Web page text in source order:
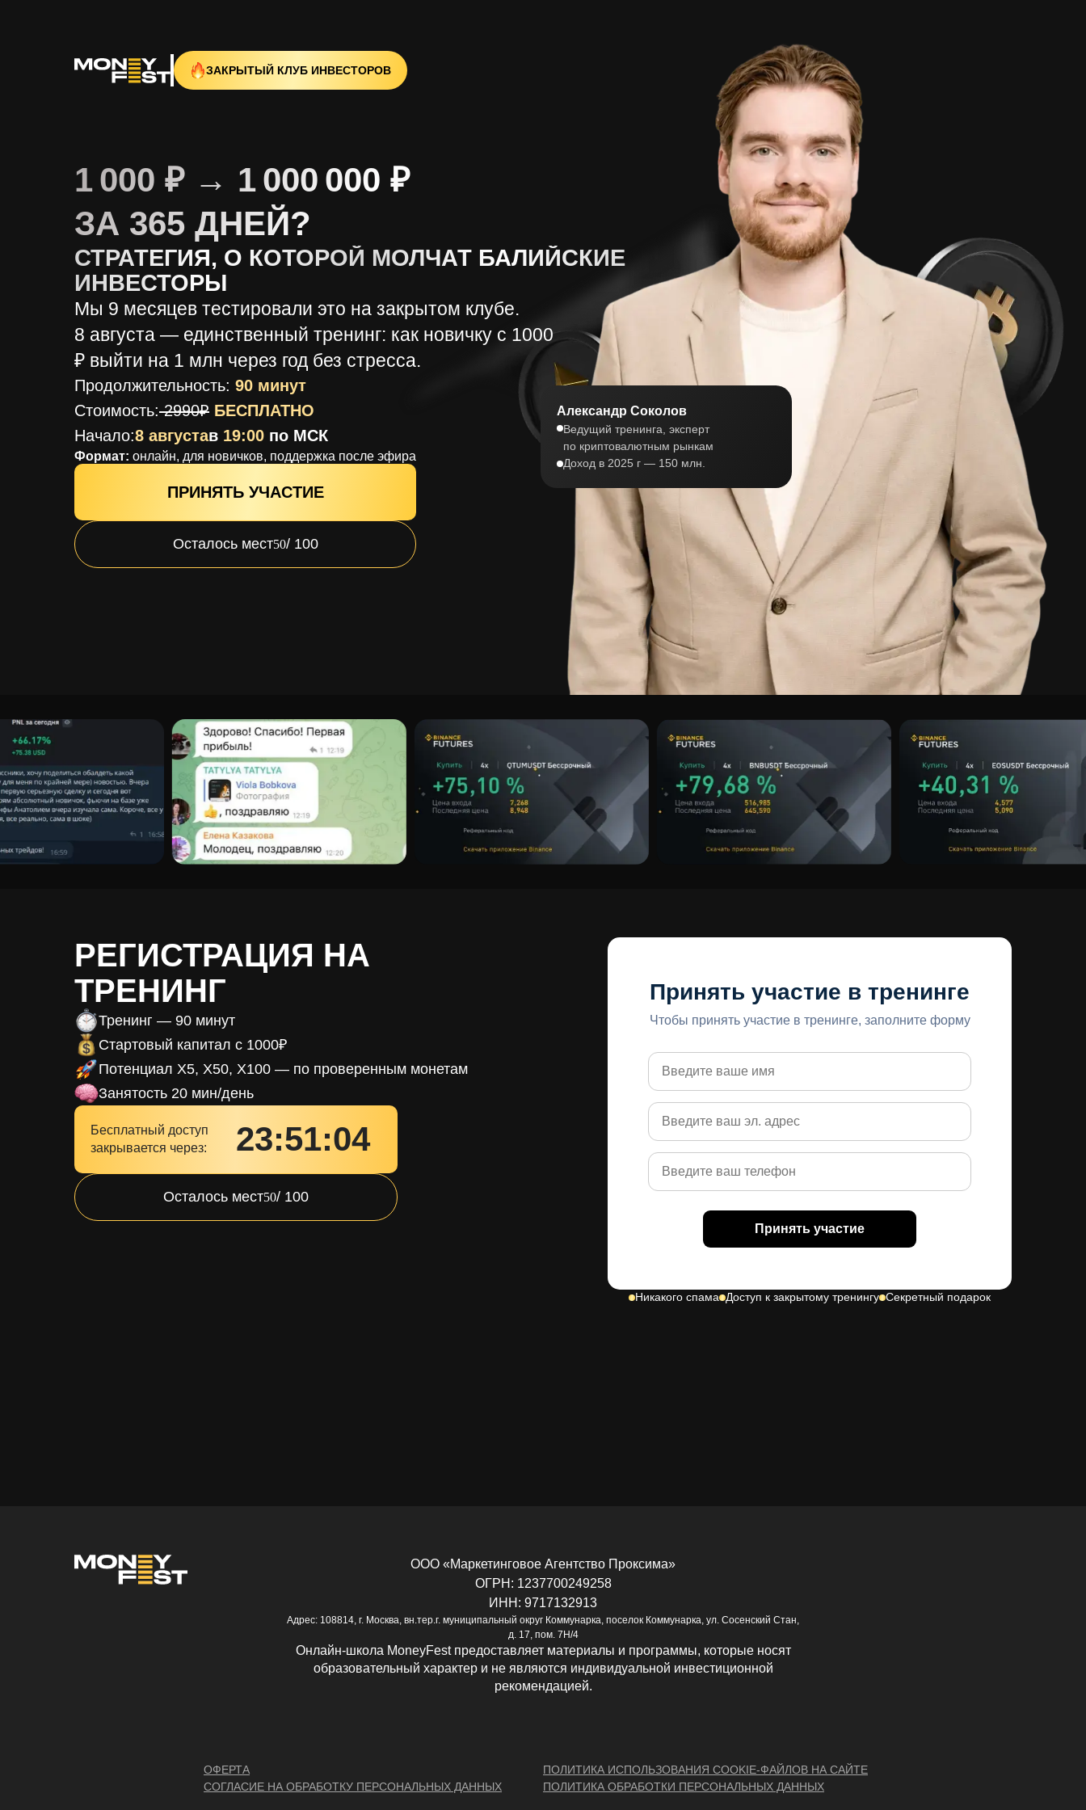
ЗАКРЫТЫЙ КЛУБ ИНВЕСТОРОВ
1 000 ₽ → 1 000 000 ₽
ЗА 365 ДНЕЙ?
СТРАТЕГИЯ, О КОТОРОЙ МОЛЧАТ БАЛИЙСКИЕ
ИНВЕСТОРЫ
Мы 9 месяцев тестировали это на закрытом клубе.
8 августа — единственный тренинг: как новичку с 1000
₽ выйти на 1 млн через год без стресса.
Продолжительность: 90 минут
Стоимость:2990₽ БЕСПЛАТНО
Начало:8 августав 19:00 по МСК
Формат: онлайн, для новичков, поддержка после эфира
ПРИНЯТЬ УЧАСТИЕ
Осталось мест50/ 100
Александр Соколов
Ведущий тренинга, эксперт
по криптовалютным рынкам
Доход в 2025 г — 150 млн.
РЕГИСТРАЦИЯ НА
ТРЕНИНГ
Тренинг — 90 минут
Стартовый капитал с 1000₽
Потенциал X5, X50, X100 — по проверенным монетам
Занятость 20 мин/день
Бесплатный доступ
закрывается через:
23:51:03
Осталось мест50/ 100
Принять участие в тренинге
Чтобы принять участие в тренинге, заполните форму
Принять участие
Никакого спама Доступ к закрытому тренингу Секретный подарок
} // === ЗАПУСК === function initCounter() { updatePlacesCounter(); // Проверяем
каждые ~20 секунд (на случай долгого простоя вкладки)
setInterval(updatePlacesCounter, 20000); } // Запускаем после загрузки страницы if
(document.readyState === 'loading') {
document.addEventListener('DOMContentLoaded', initCounter); } else { initCounter();
} // Поддержка переходов внутри Tilda (AJAX)
ОФЕРТА
СОГЛАСИЕ НА ОБРАБОТКУ ПЕРСОНАЛЬНЫХ ДАННЫХ
ПОЛИТИКА ИСПОЛЬЗОВАНИЯ COOKIE-ФАЙЛОВ НА САЙТЕ
ПОЛИТИКА ОБРАБОТКИ ПЕРСОНАЛЬНЫХ ДАННЫХ
ООО «Маркетинговое Агентство Проксима»
ОГРН: 1237700249258
ИНН: 9717132913
Адрес: 108814, г. Москва, вн.тер.г. муниципальный округ Коммунарка, поселок Коммунарка, ул. Сосенский Стан,
д. 17, пом. 7Н/4
Онлайн-школа MoneyFest предоставляет материалы и программы, которые носят
образовательный характер и не являются индивидуальной инвестиционной
рекомендацией.